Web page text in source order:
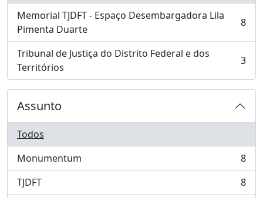
Memorial TJDFT - Espaço Desembargadora Lila
Pimenta Duarte
, 8 resultados 8
Tribunal de Justiça do Distrito Federal e dos
Territórios
, 3 resultados 3
Assunto
Todos
Monumentum
, 8 resultados
8
TJDFT
, 8 resultados
8